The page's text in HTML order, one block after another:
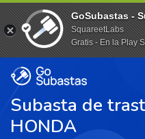
Subasta de
HONDA
GoSubastas -
SquareetLabs
Gratis - En la Play